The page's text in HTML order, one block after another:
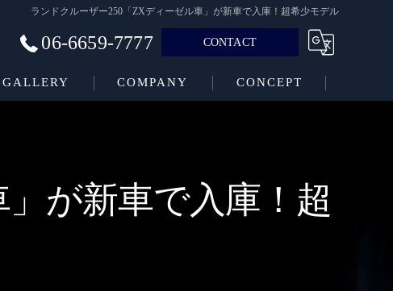
ランドクルーザー250「ZXディーゼル車」が新車で入庫！超希少モデル
06-6659-7777 CONTACT
GALLERY COMPANY CONCEPT
が新車で入庫！超